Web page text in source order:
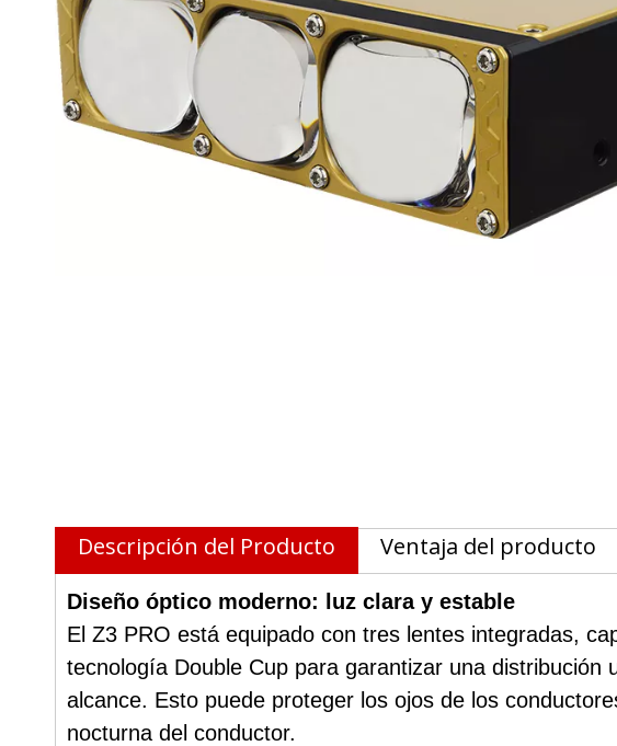
Descripción del Producto Ventaja del producto
Diseño óptico moderno: luz clara y estable
El Z3 PRO está equipado con tres lentes integradas,
tecnología Double Cup para garantizar una
alcance. Esto puede proteger los ojos de los
nocturna del conductor.